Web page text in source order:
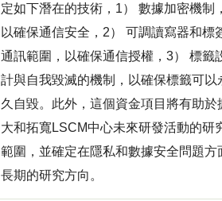
定如下潛在的技術，1） 數據加密機制
以確保通信安全，2） 可調讀寫器和標
通訊範圍，以確保通信授權，3） 標籤
計與自我毀滅的機制，以確保標籤可以
久自毀。此外，這個資金項目將有助於
大和拓寬LSCM中心未來研發活動的研
範圍，並確定在隱私和數據安全問題方
長期的研究方向。